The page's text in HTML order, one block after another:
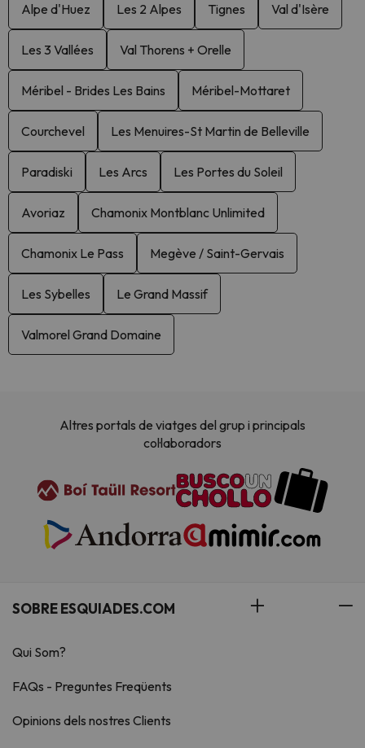
Alpe d'Huez Les 2 Alpes Tignes Val d'Isère
Les 3 Vallées Val Thorens + Orelle
Méribel - Brides Les Bains Méribel-Mottaret
Courchevel Les Menuires-St Martin de Belleville
Paradiski Les Arcs Les Portes du Soleil
Avoriaz Chamonix Montblanc Unlimited
Chamonix Le Pass Megève / Saint-Gervais
Les Sybelles Le Grand Massif
Valmorel Grand Domaine
Altres portals de viatges del grup i principals
col·laboradors
SOBRE ESQUIADES.COM
Qui Som?
FAQs - Preguntes Freqüents
Opinions dels nostres Clients